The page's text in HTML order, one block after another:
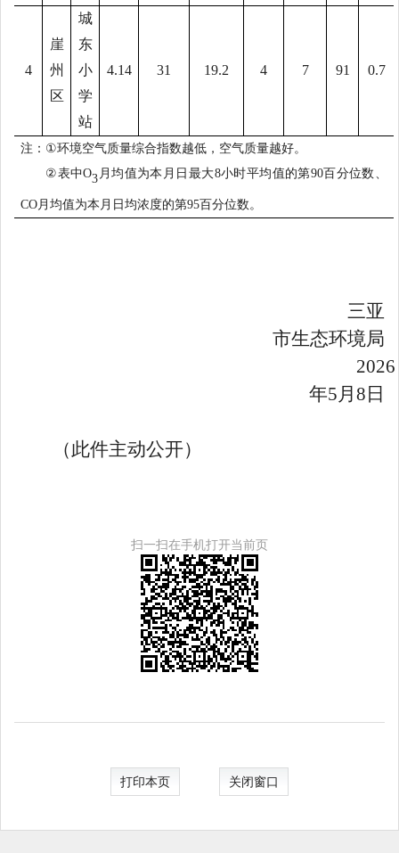
4
崖
州
区
城
东
小
学
站
4.14 31 19.2 4 7 91 0.7
注： ①环境空气质量综合指数越低，空气质量越好。
②表中O3 月均值为本月日最大8小时平均值的第90百分位数、
CO 月均值为本月日均浓度的第95百分位数。
三亚
市生态环境局
2026
年5 月 8 日
（此件主动公开）
扫一扫在手机打开当前页
打印本页 关闭窗口